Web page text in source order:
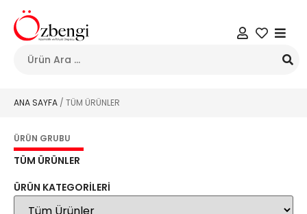
ANA SAYFA / TÜM ÜRÜNLER
ÜRÜN GRUBU
TÜM ÜRÜNLER
ÜRÜN KATEGORILERI